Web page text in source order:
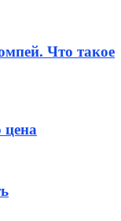
Что такое
цена